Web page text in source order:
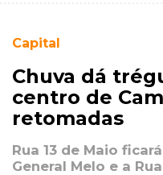
Capital
Chuva dá
centro de
retomadas
Rua 13 de Maio
General Melo e a